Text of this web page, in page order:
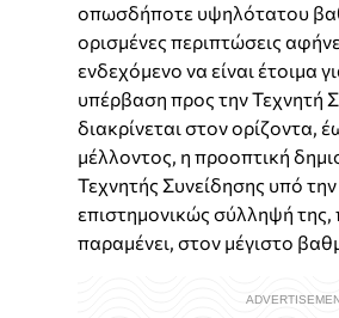
οπωσδήποτε υψηλότατου
ορισμένες περιπτώσεις
ενδεχόμενο να είναι έτοιμα
υπέρβαση προς την Τεχνητή
διακρίνεται στον ορίζοντα,
μέλλοντος, η προοπτική
Τεχνητής Συνείδησης υπό
επιστημονικώς σύλληψή της,
παραμένει, στον μέγιστο